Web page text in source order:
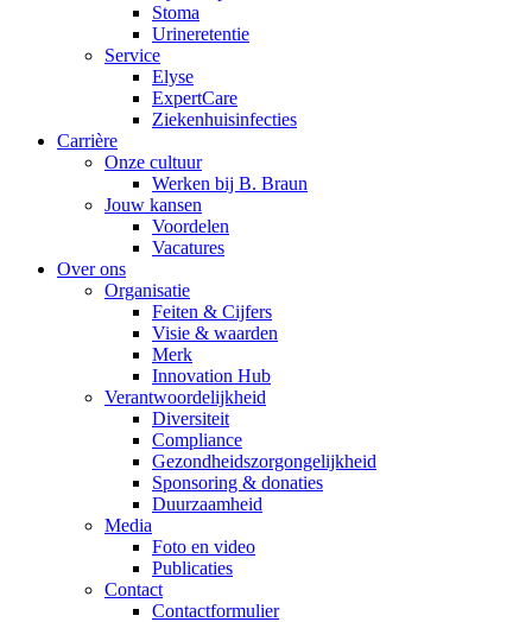
Stoma
Urineretentie
Service
Elyse
ExpertCare
Ziekenhuisinfecties
Carrière
Onze cultuur
Werken bij B. Braun
Jouw kansen
Voordelen
Vacatures
Over ons
Organisatie
Feiten & Cijfers
Visie & waarden
Merk
Innovation Hub
Verantwoordelijkheid
Diversiteit
Compliance
Gezondheidszorgongelijkheid​
Sponsoring & donaties
Duurzaamheid
Media
Foto en video
Publicaties
Contact
Contactformulier